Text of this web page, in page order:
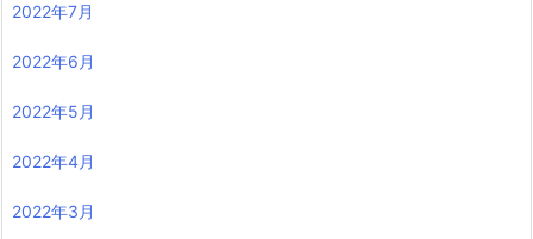
2022年7月
2022年6月
2022年5月
2022年4月
2022年3月